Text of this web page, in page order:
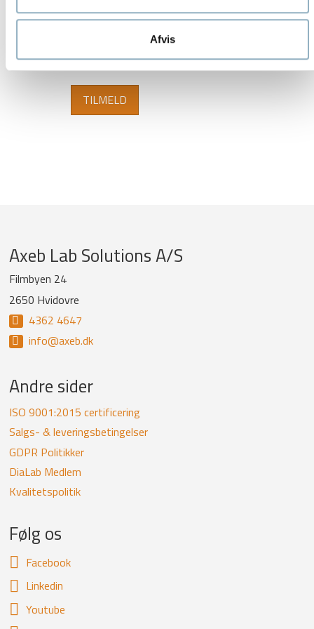
Afvis
Virksomhed
Company
information
and
newsletter
Axeb Lab Solutions A/S
Filmbyen 24
2650 Hvidovre
4362 4647
info@axeb.dk
Andre sider
ISO 9001:2015 certificering
Salgs- & leveringsbetingelser
GDPR Politikker
DiaLab Medlem
Kvalitetspolitik
Følg os
Facebook
Linkedin
Youtube